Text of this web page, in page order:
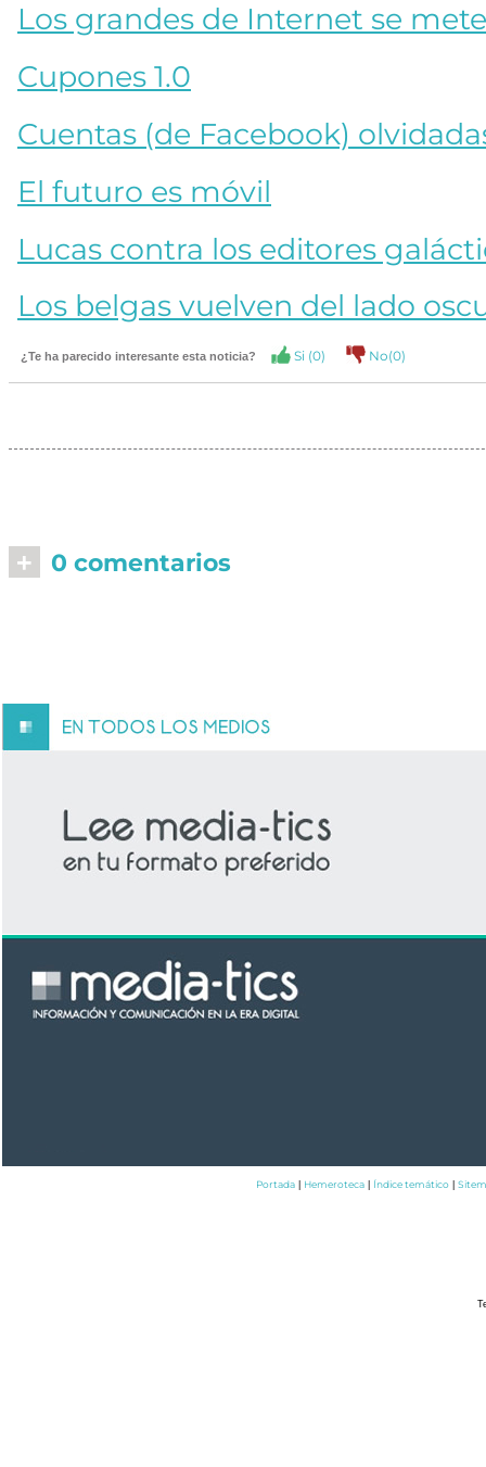
Los grandes de Internet se
Cupones 1.0
Cuentas (de Facebook)
El futuro es móvil
Lucas contra los editores
Los belgas vuelven del lado
¿Te ha parecido interesante esta noticia? Si (0) No(0)
+ 0 comentarios
Portada| Hemeroteca| Índice temático|